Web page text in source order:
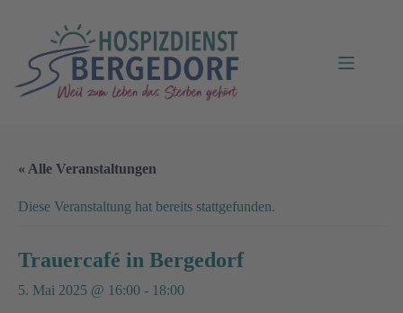
« Alle Veranstaltungen
Diese Veranstaltung hat bereits stattgefunden.
Trauercafé in Bergedorf
5. Mai 2025 @ 16:00 - 18:00